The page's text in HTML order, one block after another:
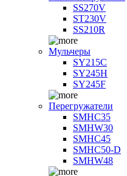
SS270V
ST230V
SS210R
Мульчеры
SY215C
SY245H
SY245F
Перегружатели
SMHC35
SMHW30
SMHC45
SMHC50-D
SMHW48